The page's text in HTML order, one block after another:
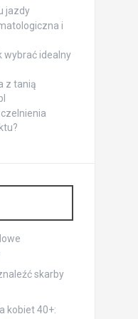
jazdy
i
wybrać idealny
z tanią
skarby
kobiet 40+: